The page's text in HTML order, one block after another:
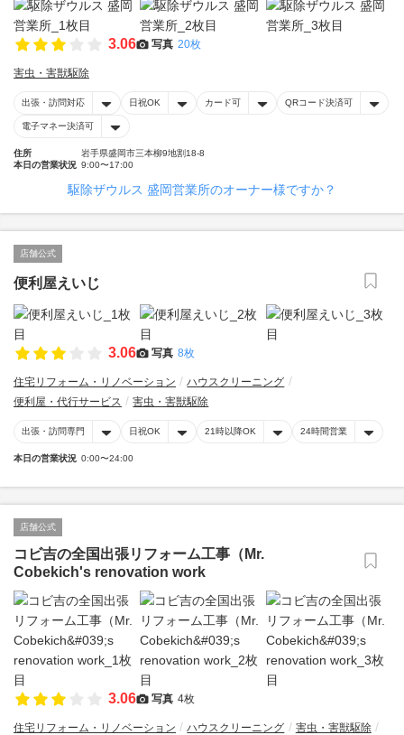
3.06 写真 20枚
害虫・害獣駆除
出張・訪問対応 日祝OK カード可 QRコード決済可
電子マネー決済可
住所
岩手県盛岡市三本柳9地割18-8
本日の営業状況 9:00〜17:00
駆除ザウルス 盛岡営業所のオーナー様ですか？
店舗公式
便利屋えいじ
3.06 写真 8枚
住宅リフォーム・リノベーション
ハウスクリーニング
便利屋・代行サービス
害虫・害獣駆除
出張・訪問専門 日祝OK 21時以降OK 24時間営業
本日の営業状況 0:00〜24:00
店舗公式
コビ吉の全国出張リフォーム工事（Mr.
Cobekich's renovation work
3.06 写真 4枚
住宅リフォーム・リノベーション ハウスクリーニング 害虫・害獣駆除